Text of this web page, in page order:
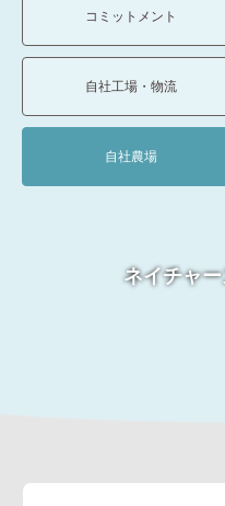
コミットメント
自社工場・物流
自社農場
ネイチャ